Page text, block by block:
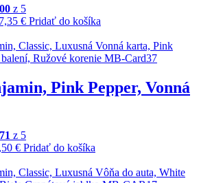
z 5
7,35 € Pridať do košíka
Pink Pepper, Vonná
z 5
€ Pridať do košíka